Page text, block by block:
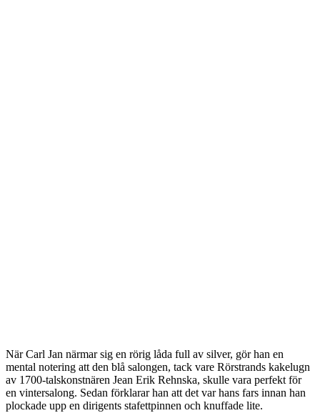
När Carl Jan närmar sig en rörig låda full av silver, gör han en
mental notering att den blå salongen, tack vare Rörstrands kakelugn
av 1700-talskonstnären Jean Erik Rehnska, skulle vara perfekt för
en vintersalong. Sedan förklarar han att det var hans fars innan han
plockade upp en dirigents stafettpinnen och knuffade lite.